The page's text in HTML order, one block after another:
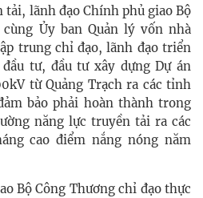
tải, lãnh đạo Chính phủ giao Bộ
Ủy ban Quản lý vốn nhà
trung chỉ đạo, lãnh đạo triển
tư, đầu tư xây dựng Dự án
từ Quảng Trạch ra các tỉnh
bảo phải hoàn thành trong
năng lực truyền tải ra các
cao điểm nắng nóng năm
Bộ Công Thương chỉ đạo thực